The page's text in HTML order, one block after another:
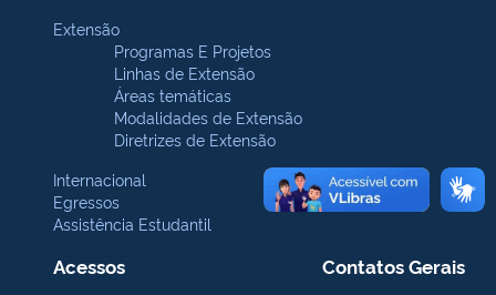
Extensão
Programas E Projetos
Linhas de Extensão
Áreas temáticas
Modalidades de Extensão
Diretrizes de Extensão
Internacional
Egressos
Assistência Estudantil
Acessos Contatos Gerais